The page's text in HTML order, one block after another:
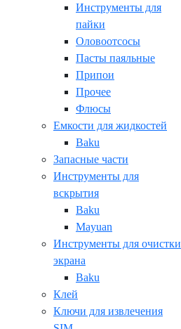
Инструменты для
пайки
Оловоотсосы
Пасты паяльные
Припои
Прочее
Флюсы
Емкости для жидкостей
Baku
Запасные части
Инструменты для
вскрытия
Baku
Mayuan
Инструменты для очистки
экрана
Baku
Клей
Ключи для извлечения